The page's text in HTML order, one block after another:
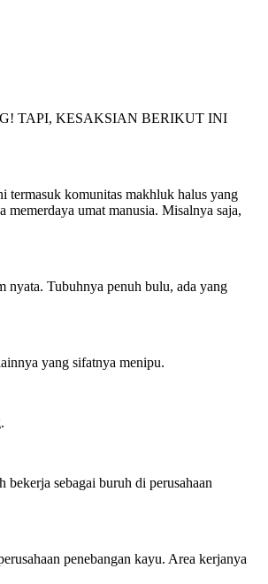
TAPI, KESAKSIAN BERIKUT INI
termasuk komunitas makhluk halus yang
umat manusia. Misalnya saja,
nyata. Tubuhnya penuh bulu, ada yang
yang sifatnya menipu.
sebagai buruh di perusahaan
penebangan kayu. Area kerjanya